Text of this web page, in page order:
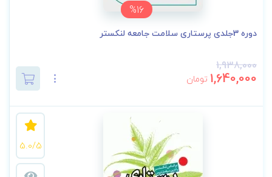
%16
دوره 3جلدی پرستاری سلامت جامعه لنکستر
1,938,000
1,640,000 تومان
5.0/5